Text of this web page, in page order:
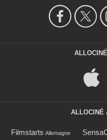
ALLOCINÉ
Filmstarts Allemagne